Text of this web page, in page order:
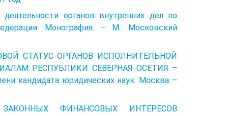
органов внутренних дел по
Монография. – М.: Московский
СТАТУС ОРГАНОВ ИСПОЛНИТЕЛЬНОЙ
РЕСПУБЛИКИ СЕВЕРНАЯ ОСЕТИЯ –
кандидата юридических наук. Москва –
ЗАКОННЫХ ФИНАНСОВЫХ ИНТЕРЕСОВ